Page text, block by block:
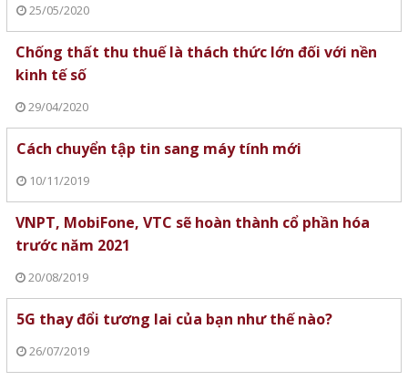
25/05/2020
Chống thất thu thuế là thách thức lớn đối với nền
kinh tế số
29/04/2020
Cách chuyển tập tin sang máy tính mới
10/11/2019
VNPT, MobiFone, VTC sẽ hoàn thành cổ phần hóa
trước năm 2021
20/08/2019
5G thay đổi tương lai của bạn như thế nào?
26/07/2019